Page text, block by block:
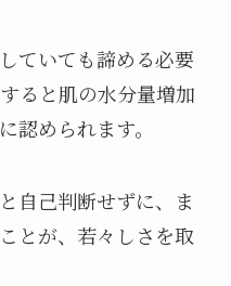
ていても諦める必要
ると肌の水分量増加
認められます。
自己判断せずに、ま
とが、若々しさを取